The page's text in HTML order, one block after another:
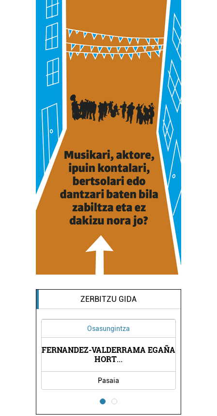
ZERBITZU GIDA
VALDERRAMA EGAÑA
PASAIAKO PORTU